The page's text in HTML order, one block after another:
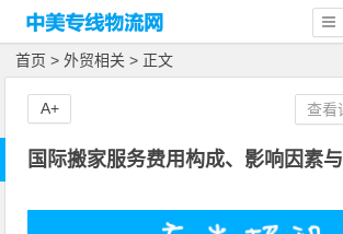
首页 >外贸相关 > 正文
国际搬家服务费用构成、影响因素
查看
A+